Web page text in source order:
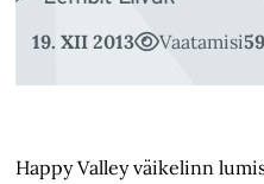
19. XII 2013 Vaatamisi
Happy Valley väikelinn